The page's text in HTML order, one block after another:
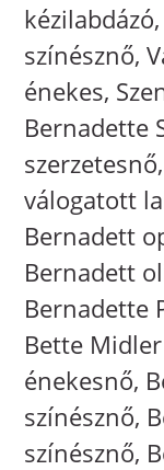
színésznő,
énekes,
Bernadette
válogatott
Bernadett
Bernadett
Bernadette
Bette
énekesnő,
színésznő,
színésznő,